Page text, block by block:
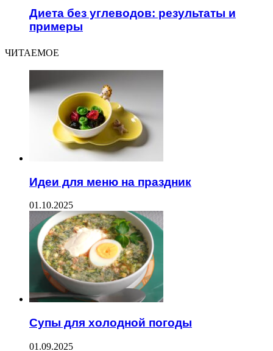
Диета без углеводов: результаты и
примеры
ЧИТАЕМОЕ
Идеи для меню на праздник
01.10.2025
Супы для холодной погоды
01.09.2025